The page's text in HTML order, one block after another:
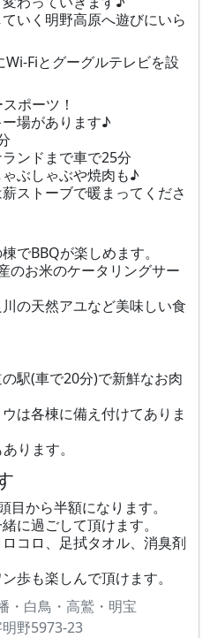
いく明野高原へ遊びにいら
Fiとグーグルテレビを設
ポーツ！
場があります♪
ンドまで車で25分
ぶしゃぶや焼肉も♪
ストーブで暖まってくださ
でBBQが楽しめます。
のお米のケータリングサー
の天然アユなど美味しい食
駅(車で20分)で新鮮なお肉
は各棟に備え付けてありま
ります。
目から半額になります。
に過ごして頂けます。
コロ、足拭タオル、消臭剤
歩も楽しんで頂けます。
・白鳥・高鷲・明宝
野5973-23